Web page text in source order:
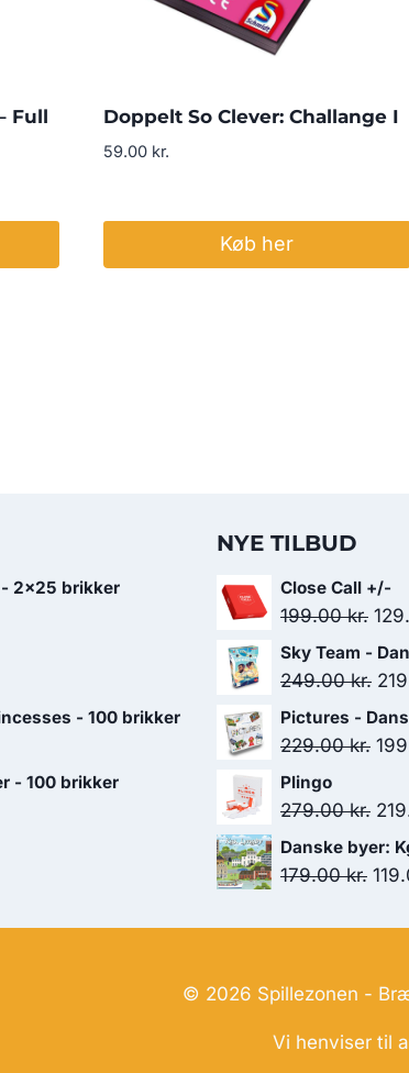
Full
Doppelt So Clever: Challange I
59.00 kr.
Køb her
2x25 brikker
- 100 brikker
- 100 brikker
NYE TILBUD
Close Call +/-
199.00kr. Den
pris
Sky Team -
249.00kr.
pris
Pictures -
229.00kr. Den
pris
Plingo
279.00kr. Den
pris
Danske byer:
179.00kr. Den
pris
© 2026 Spillezonen -
Vi henviser til